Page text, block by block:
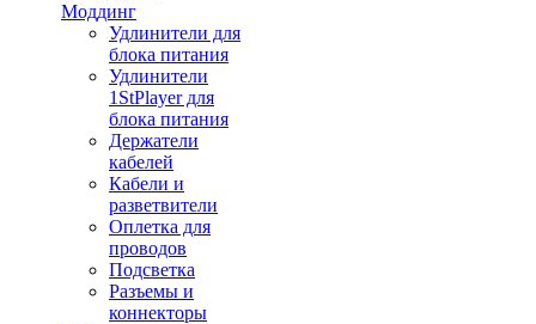
Моддинг
Удлинители для
блока питания
Удлинители
1StPlayer для
блока питания
Держатели
кабелей
Кабели и
разветвители
Оплетка для
проводов
Подсветка
Разъемы и
коннекторы